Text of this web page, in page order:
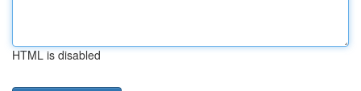
HTML is disabled